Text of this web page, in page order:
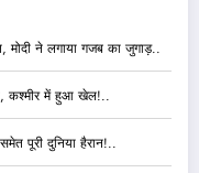
ने लगाया गजब का जुगाड़..
कश्मीर में हुआ खेल!..
पूरी दुनिया हैरान!..